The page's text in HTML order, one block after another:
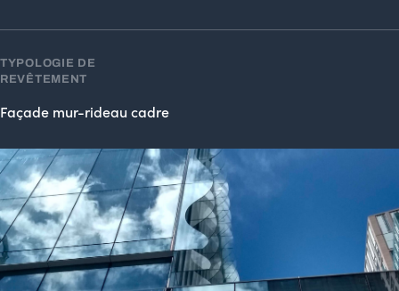
TYPOLOGIE DE
REVÊTEMENT
Façade mur-rideau cadre